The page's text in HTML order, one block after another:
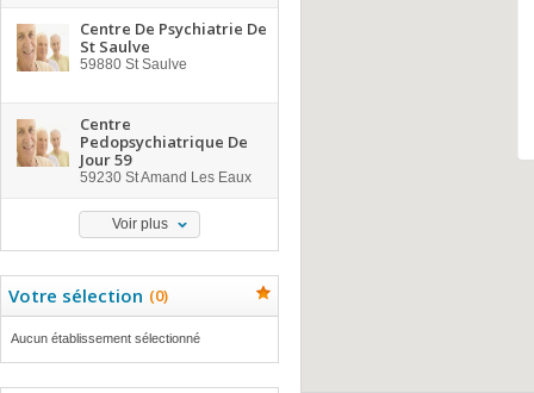
Centre De Psychiatrie De
St Saulve
59880 St Saulve
Centre
Pedopsychiatrique De
Jour 59
59230 St Amand Les Eaux
Voir plus
Votre sélection (0)
Aucun établissement sélectionné